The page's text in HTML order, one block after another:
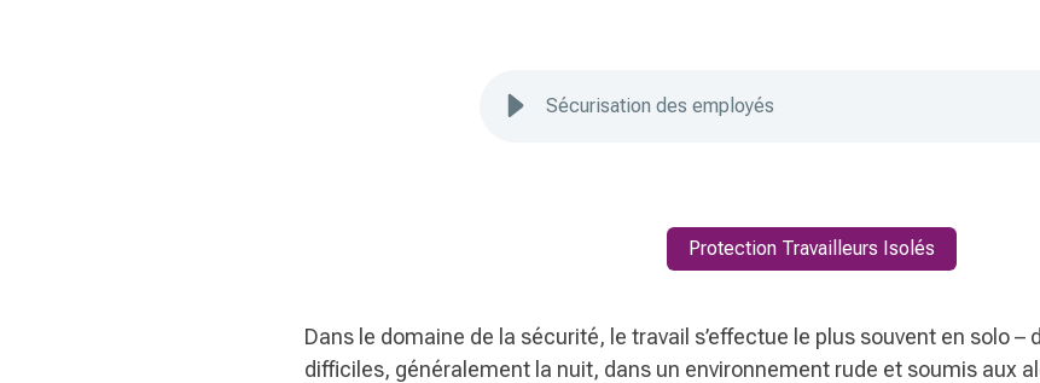
Sécurisation des employés
Protection Travailleurs Isolés
Dans le domaine de la sécurité, le travail s’effectue le plus souvent en solo
difficiles, généralement la nuit, dans un environnement rude et soumis aux